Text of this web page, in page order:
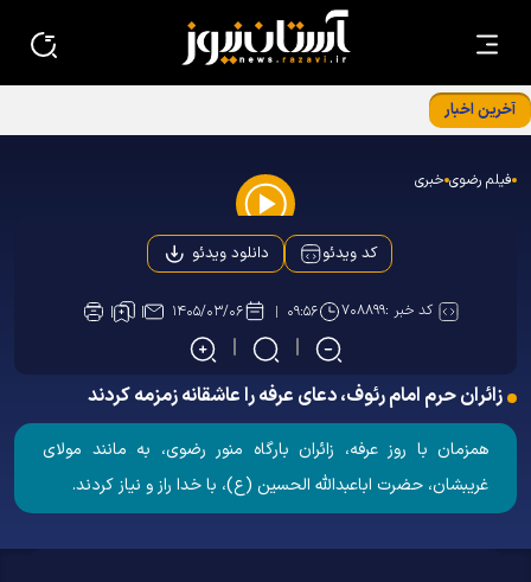
آخرین اخبار
استان‌ها در بنیادپژوهش های استان قدس رضوی
فیلم رضوی خبری
Play
Video
کد ویدئو دانلود ویدئو
کد خبر :۷۰۸۸۹۹ ۰۹:۵۶ ۱۴۰۵/۰۳/۰۶
زائران حرم‌ امام رئوف، دعای عرفه را عاشقانه زمزمه کردند
همزمان با روز عرفه، زائران بارگاه منور رضوی، به مانند مولای
غریبشان، حضرت اباعبدالله الحسین (ع)، با خدا راز و نیاز کردند.